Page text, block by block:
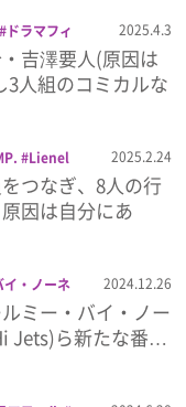
ドラマフィ
にある。
2025.4.3
吉澤要人(原因は
3人組のコミカルな
Lienel
ドラマ ド
る。 増子敦
光咲 杢代
2025.2.24
つなぎ、8人の行
因は自分にあ
イ・ノーネ
2024.12.26
ミー・バイ・ノー
Jets)ら新たな番…